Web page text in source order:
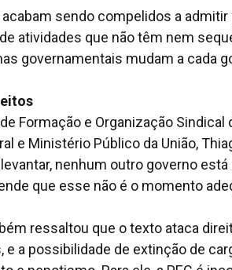
sendo compelidos a
atividades que não têm nem
governamentais mudam a cada
Formação e Organização
e Ministério Público da União,
nenhum outro governo
que esse não é o momento
ressaltou que o texto ataca
e a possibilidade de extinção de